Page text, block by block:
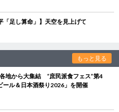
「足し算命」】天空を見上げて
もっと見る
地から大集結 “庶民派食フェス”第4
ール＆日本酒祭り2026」を開催